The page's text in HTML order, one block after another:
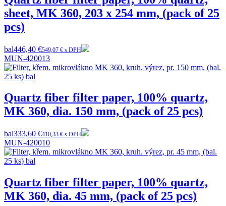
sheet, MK 360, 203 x 254 mm, (pack of 25
pcs)
bal446,40 €549,07 € s DPH
MUN-420013
Quartz fiber filter paper, 100% quartz,
MK 360, dia. 150 mm, (pack of 25 pcs)
bal333,60 €410,33 € s DPH
MUN-420010
Quartz fiber filter paper, 100% quartz,
MK 360, dia. 45 mm, (pack of 25 pcs)